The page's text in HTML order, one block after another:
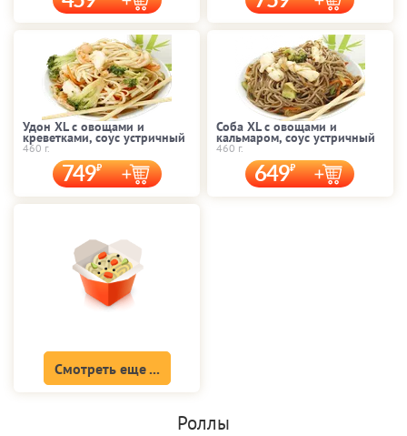
Удон XL с овощами и
креветками, соус устричный
460 г.
749
Соба XL с овощами и
кальмаром, соус устричный
460 г.
649
Смотреть еще ...
Роллы